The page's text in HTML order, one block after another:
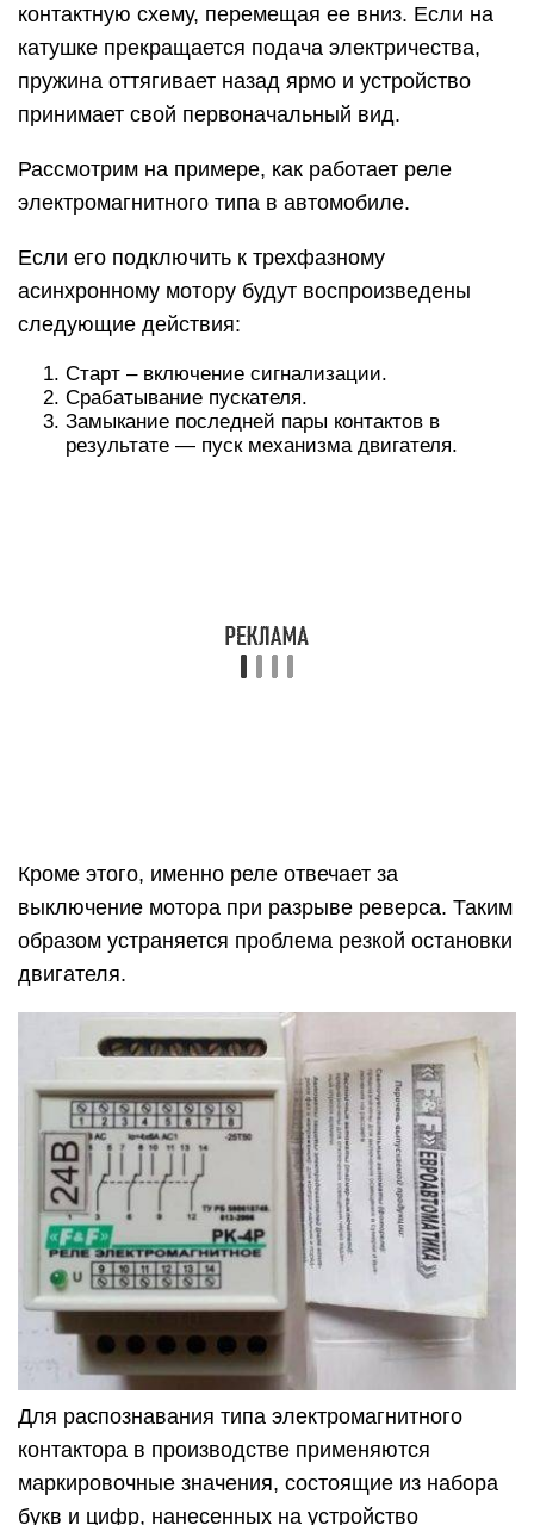
контактную схему, перемещая ее вниз. Если на
катушке прекращается подача электричества,
пружина оттягивает назад ярмо и устройство
принимает свой первоначальный вид.
Рассмотрим на примере, как работает реле
электромагнитного типа в автомобиле.
Если его подключить к трехфазному
асинхронному мотору будут воспроизведены
следующие действия:
Старт – включение сигнализации.
Срабатывание пускателя.
Замыкание последней пары контактов в
результате — пуск механизма двигателя.
Кроме этого, именно реле отвечает за
выключение мотора при разрыве реверса. Таким
образом устраняется проблема резкой остановки
двигателя.
Для распознавания типа электромагнитного
контактора в производстве применяются
маркировочные значения, состоящие из набора
букв и цифр, нанесенных на устройство